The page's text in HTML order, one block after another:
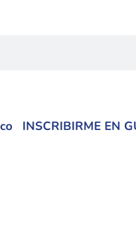
INSCRIBIRME EN